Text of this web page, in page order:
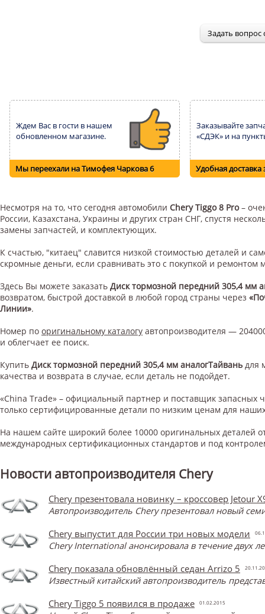
Ждем Вас в гости в нашем
обновленном магазине.
Мы переехали на Тимофея Чаркова 6
Заказывайте
«СДЭК» и на
Удобная доставка
Несмотря на то, что сегодня автомобили Chery Tiggo 8 Pro–
России, Казахстана, Украины и других стран СНГ, спустя
замены запчастей, и комплектующих.
К счастью, "китаец" славится низкой стоимостью деталей и
скромные деньги, если сравнивать это с покупкой и
Здесь Вы можете заказать Диск тормозной передний 305,4 мм
возвратом, быстрой доставкой в любой город страны через
Линии».
Номер по оригинальному каталогу автопроизводителя —
и облегчает ее поиск.
Купить Диск тормозной передний 305,4 мм аналогТайвань для
качества и возврата в случае, если деталь не подойдет.
«China Trade» – официальный партнер и поставщик запасных
только сертифицированные детали по низким ценам для
На нашем сайте широкий более 10000 оригинальных деталей
международных сертификационных стандартов и под
Новости автопроизводителя Chery
Chery презентовала новинку – кроссовер Jetour
Автопроизводитель Chery презентовал новый
Chery выпустит для России три новых модели
Chery International анонсировала в течение двух
Chery показала обновлённый седан Arrizo 5
Известный китайский автопроизводитель
Chery Tiggo 5 появился в продаже
01.02.2015